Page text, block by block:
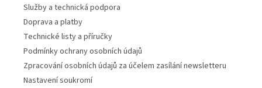
Služby a technická podpora
Doprava a platby
Technické listy a příručky
Podmínky ochrany osobních údajů
Zpracování osobních údajů za účelem zasílání newsletteru
Nastavení soukromí